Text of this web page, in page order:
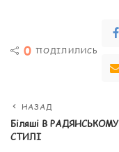
0 ПОДІЛИЛИСЬ
НАЗАД
Біляші В РАДЯНСЬКОМУ
СТИЛІ